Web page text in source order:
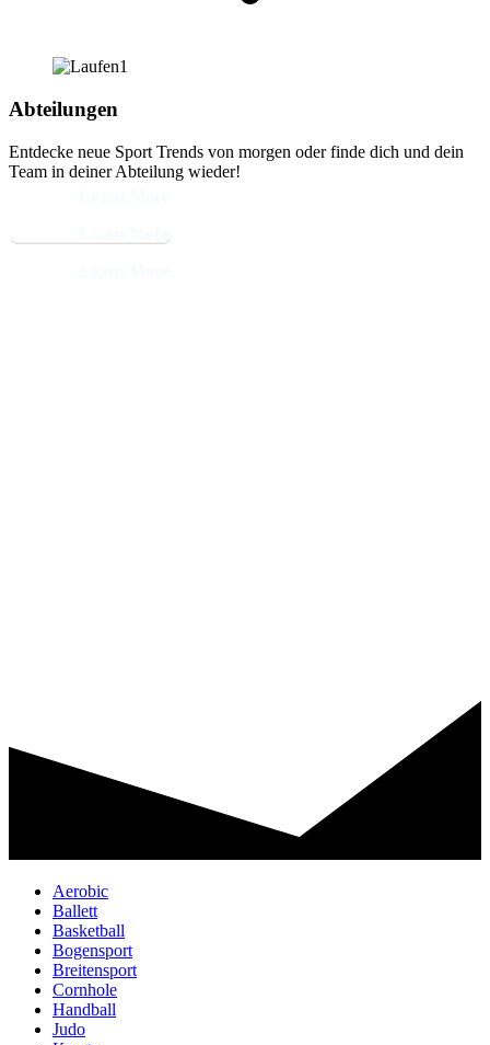
Abteilungen
Entdecke neue Sport Trends von morgen oder finde dich und dein
Team in deiner Abteilung wieder!
Aerobic
Ballett
Basketball
Bogensport
Breitensport
Cornhole
Handball
Judo